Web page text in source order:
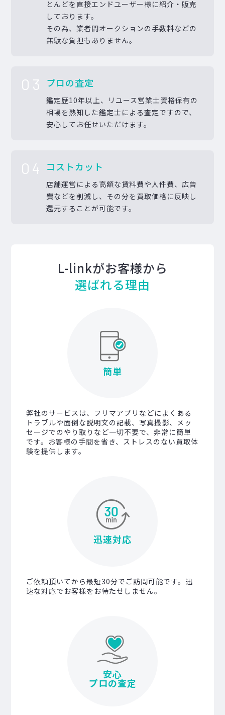
とんどを直接エンドユーザー様に紹介・販売
しております。
その為、業者間オークションの手数料などの
無駄な負担もありません。
03 プロの査定
鑑定歴10年以上、リユース営業士資格保有の
相場を熟知した鑑定士による査定ですので、
安心してお任せいただけます。
04 コストカット
店舗運営による高額な賃料費や人件費、広告
費などを削減し、その分を買取価格に反映し
還元することが可能です。
L-linkがお客様から
選ばれる理由
簡単
弊社のサービスは、フリマアプリなどによくある
トラブルや面倒な説明文の記載、写真撮影、メッ
セージでのやり取りなど一切不要で、非常に簡単
です。お客様の手間を省き、ストレスのない買取体
験を提供します。
迅速対応
ご依頼頂いてから最短30分でご訪問可能です。迅
速な対応でお客様をお待たせしません。
安心
プロの査定